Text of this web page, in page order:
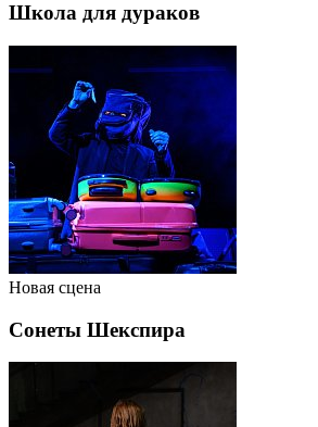
Школа для дураков
Новая сцена
Сонеты Шекспира